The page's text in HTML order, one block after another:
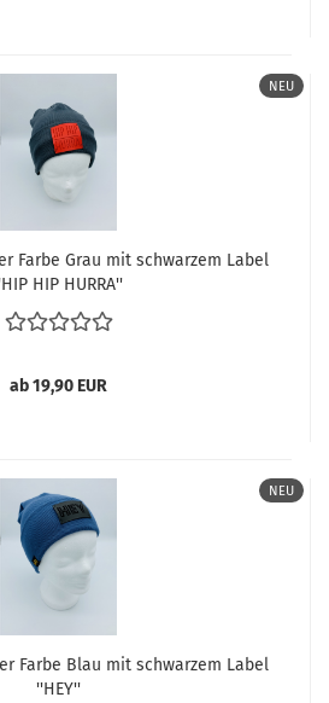
NEU
Farbe Grau mit schwarzem Label
HIP HURRA''
ab 19,90 EUR
NEU
Farbe Blau mit schwarzem Label
''HEY''